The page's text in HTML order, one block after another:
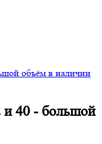
объём в наличии
и 40 - большой